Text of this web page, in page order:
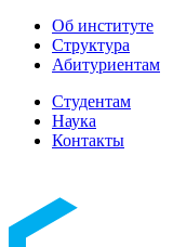
Об институте
Структура
Абитуриентам
Студентам
Наука
Контакты